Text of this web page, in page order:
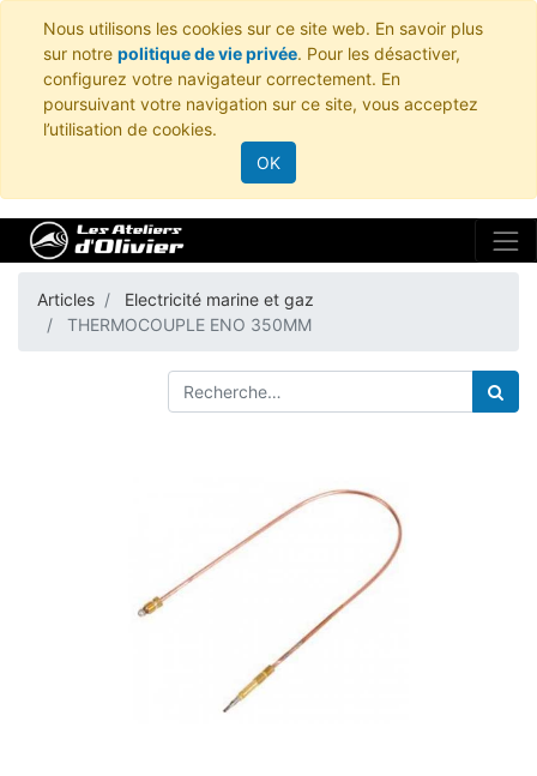
Nous utilisons les cookies sur ce site web. En savoir plus
sur notre politique de vie privée. Pour les désactiver,
configurez votre navigateur correctement. En
poursuivant votre navigation sur ce site, vous acceptez
l’utilisation de cookies.
OK
Articles
Electricité marine et gaz
THERMOCOUPLE ENO 350MM